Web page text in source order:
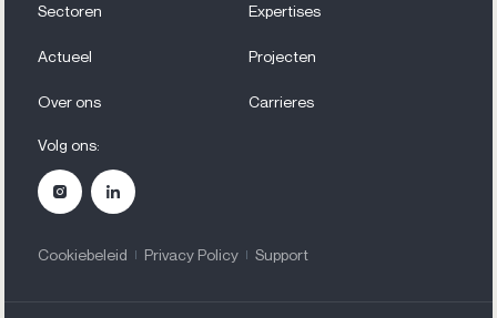
Sectoren Expertises
Actueel Projecten
Over ons Carrieres
Volg ons:
Cookiebeleid Privacy Policy Support